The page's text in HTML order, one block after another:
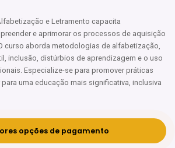
e Letramento capacita
e aprimorar os processos de aquisição
curso aborda metodologias de alfabetização,
inclusão, distúrbios de aprendizagem e o uso
Especialize-se para promover práticas
uma educação mais significativa, inclusiva
opções de pagamento